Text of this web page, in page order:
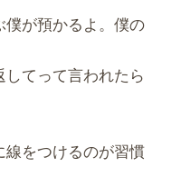
僕が預かるよ。僕の
てって言われたら
をつけるのが習慣